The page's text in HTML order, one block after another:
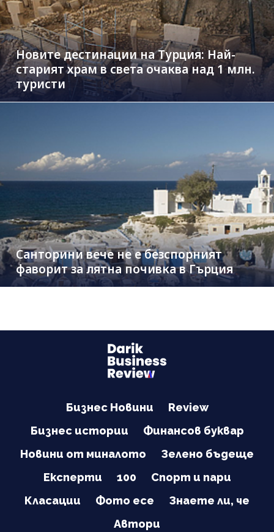
Новите дестинации на Турция: Най-
старият храм в света очаква над 1 млн.
туристи
Санторини вече не е безспорният
фаворит за лятна почивка в Гърция
Бизнес Новини
Review
Бизнес истории
Финансов буквар
Новини от миналото
Зелено бъдеще
Експерти
100
Спорт и пари
Класации
Фото есе
Знаете ли, че
Автори